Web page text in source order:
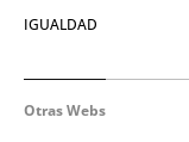
IGUALDAD
Otras Webs